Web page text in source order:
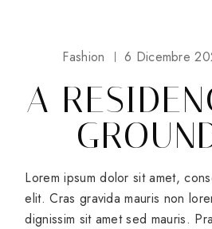
Fashion 6 Dicembre
A
Lorem ipsum dolor sit amet,
elit. Cras gravida mauris non
dignissim sit amet sed mauris.